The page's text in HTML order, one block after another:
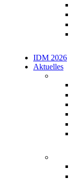
IDM 2026
Aktuelles